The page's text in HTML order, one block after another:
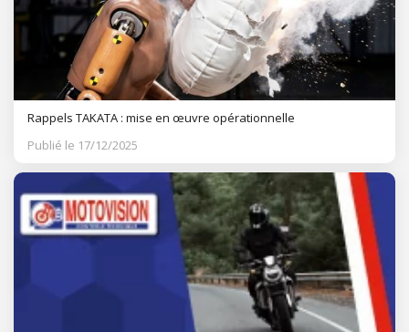
Rappels TAKATA : mise en œuvre opérationnelle
Publié le 17/12/2025